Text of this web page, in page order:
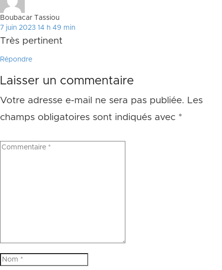
Boubacar Tassiou
7 juin 2023 14 h 49 min
Très pertinent
Répondre
Laisser un commentaire
Votre adresse e-mail ne sera pas publiée. Les
champs obligatoires sont indiqués avec *